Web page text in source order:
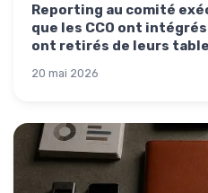
Reporting au comité
que les CCO ont
ont retirés de leurs
20 mai 2026